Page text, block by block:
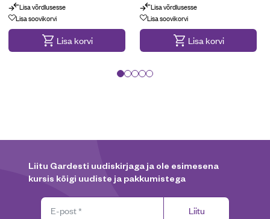
Lisa võrdlusesse
Lisa soovikorvi
Lisa korvi
Maksa 3 osas
Lisa võrdlusesse
Lisa soovikorvi
Lisa korvi
Liitu Gardesti uudiskirjaga ja ole esimesena
kursis kõigi uudiste ja pakkumistega
Liitu